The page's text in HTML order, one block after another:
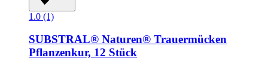
1.0 (1)
SUBSTRAL® Naturen® Trauermücken
Pflanzenkur, 12 Stück